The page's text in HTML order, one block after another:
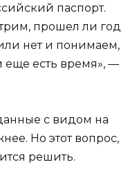
паспорт.
прошел ли год
нет и понимаем,
еще есть время», —
с видом на
Но этот вопрос,
решить.